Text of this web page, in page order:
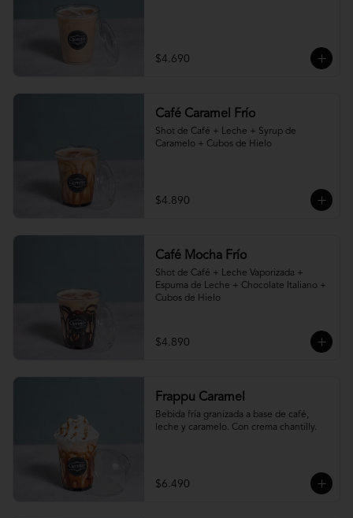
$4.690
Café Caramel Frío
Shot de Café + Leche + Syrup de
Caramelo + Cubos de Hielo
$4.890
Café Mocha Frío
Shot de Café + Leche Vaporizada +
Espuma de Leche + Chocolate Italiano +
Cubos de Hielo
$4.890
Frappu Caramel
Bebida fría granizada a base de café,
leche y caramelo. Con crema chantilly.
$6.490